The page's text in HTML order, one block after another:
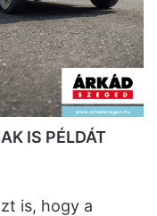
IS PÉLDÁT
is, hogy a